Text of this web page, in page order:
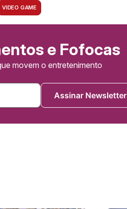
VIDEO GAME
e Fofocas
movem o entretenimento
Assinar Newsletter